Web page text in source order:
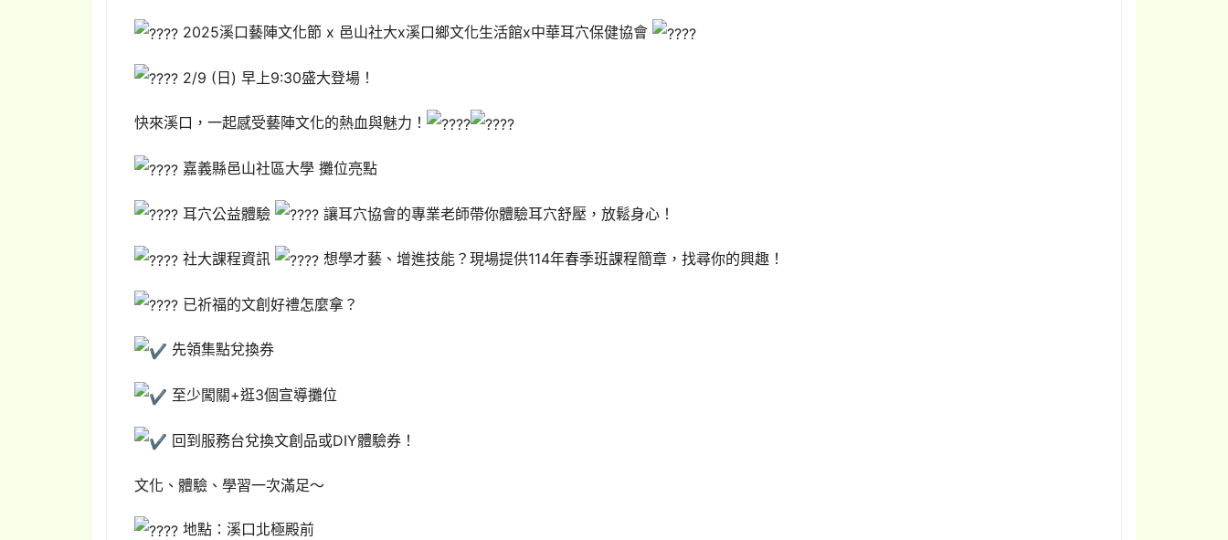
2025溪口藝陣文化節 x 邑山社大x溪口鄉文化生活館x中華耳穴保健協會
2/9 (日) 早上9:30盛大登場！
快來溪口，一起感受藝陣文化的熱血與魅力！
嘉義縣邑山社區大學 攤位亮點
耳穴公益體驗 讓耳穴協會的專業老師帶你體驗耳穴舒壓，放鬆身心！
社大課程資訊 想學才藝、增進技能？現場提供114年春季班課程簡章，找尋你的興趣！
已祈福的文創好禮怎麼拿？
先領集點兌換券
至少闖關+逛3個宣導攤位
回到服務台兌換文創品或DIY體驗券！
文化、體驗、學習一次滿足～
地點：溪口北極殿前